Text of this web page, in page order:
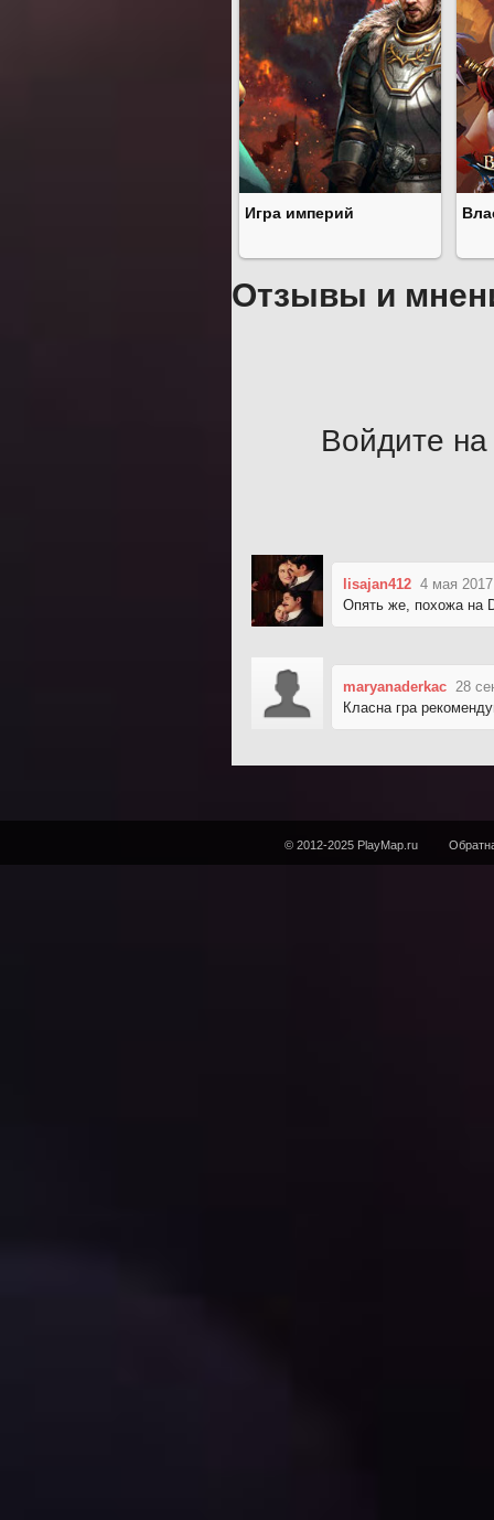
Игра империй
Отзывы и
Войдите на
lisajan412 4 мая
Опять же, похожа на
maryanaderkac 28
Класна гра
© 2012-2025 PlayMap.ru